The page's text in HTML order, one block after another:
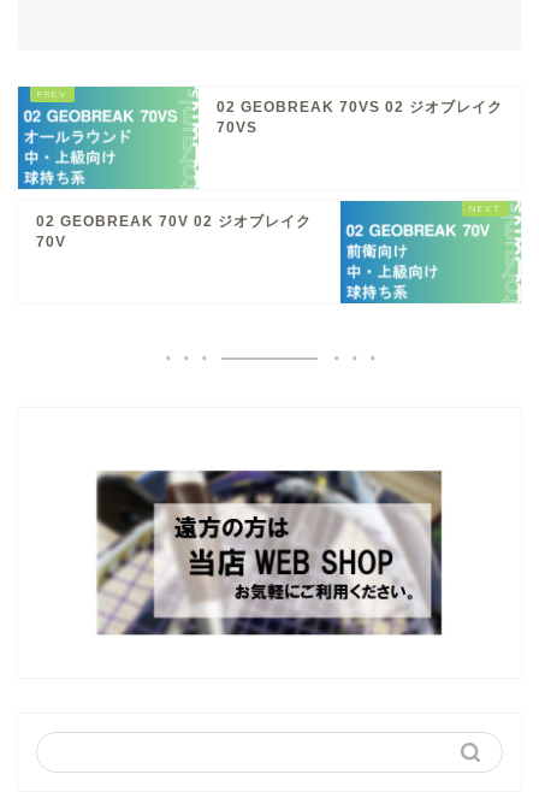
02 GEOBREAK 70VS 02 ジオブレイク
70VS
02 GEOBREAK 70V 02 ジオブレイク
70V